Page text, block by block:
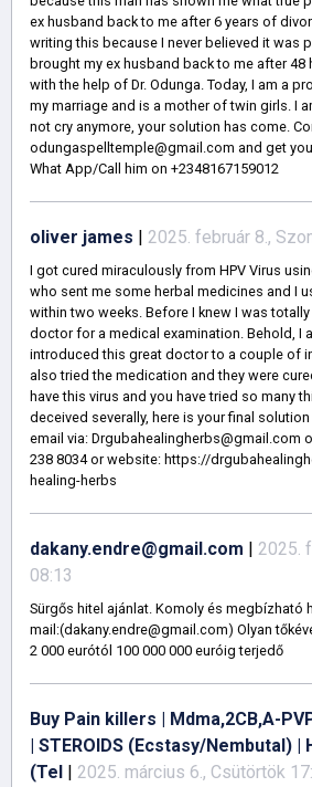
ex husband back to me after 6 years of
writing this because I never believed it was
brought my ex husband back to me after
with the help of Dr. Odunga. Today, I am a
my marriage and is a mother of twin girls. I
not cry anymore, your solution has come.
odungaspelltemple@gmail.com and get
What App/Call him on +2348167159012
oliver james | 2025. február 8.,
I got cured miraculously from HPV Virus
who sent me some herbal medicines and I
within two weeks. Before I knew I was
doctor for a medical examination. Behold, I
introduced this great doctor to a couple of
also tried the medication and they were
have this virus and you have tried so many
deceived severally, here is your final
email via: Drgubahealingherbs@gmail.com
238 8034 or website: https://
healing-herbs
dakany.endre@gmail.com | 2025.
08:13
Sürgős hitel ajánlat. Komoly és megbízható
mail:(dakany.endre@gmail.com) Olyan
2 000 eurótól 100 000 000 euróig terjedő
Buy Pain killers | Mdma,2CB,A-
| STEROIDS (Ecstasy/Nembutal) |
(Tel | 2025. március 6., Csütörtök